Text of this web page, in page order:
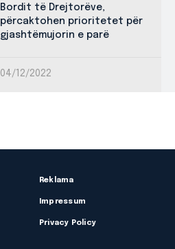
Bordit të Drejtorëve,
përcaktohen prioritetet për
gjashtëmujorin e parë
04/12/2022
Reklama
Impressum
Privacy Policy